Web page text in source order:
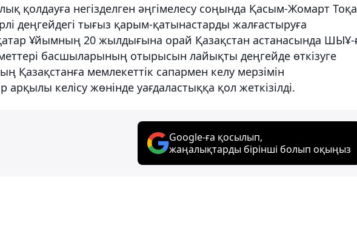
қолдауға негізделген әңгімелесу соңында Қасым-Жомарт
деңгейдегі тығыз қарым-қатынастарды жалғастыруға
Ұйымның 20 жылдығына орай Қазақстан астанасында ШЫҰ-
басшыларының отырысын лайықты деңгейде өткізуге
Қазақстанға мемлекеттік сапармен келу мерзімін
келісу жөнінде уағдаластыққа қол жеткізілді.
Google-ға қосылып,
жаңалықтарды бірінші болып оқыңыз